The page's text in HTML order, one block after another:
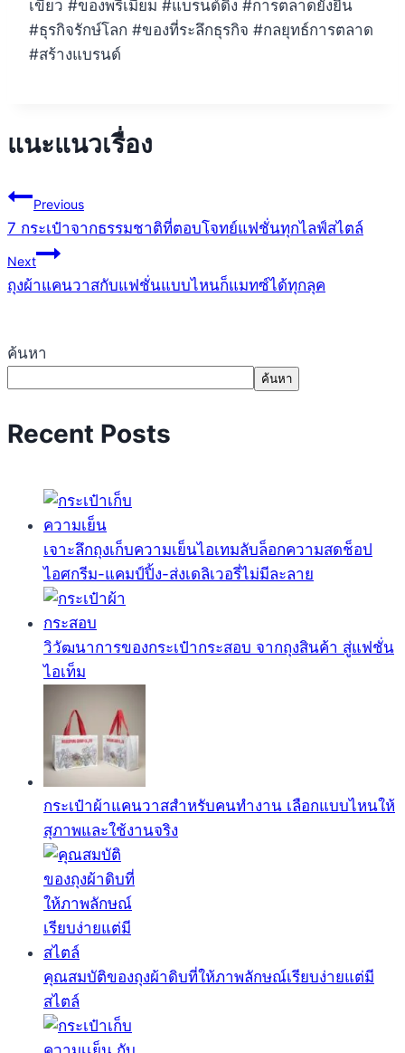
เขียว #ของพรีเมี่ยม #แบรนด์ดิ้ง #การตลาดยั่งยืน
#ธุรกิจรักษ์โลก #ของที่ระลึกธุรกิจ #กลยุทธ์การตลาด
#สร้างแบรนด์
แนะแนวเรื่อง
Previous
7 กระเป๋าจากธรรมชาติที่ตอบโจทย์แฟชั่นทุกไลฟ์สไตล์
Next
ถุงผ้าแคนวาสกับแฟชั่นแบบไหนก็แมทซ์ได้ทุกลุค
ค้นหา
ค้นหา
Recent Posts
เจาะลึกถุงเก็บความเย็นไอเทมลับล็อกความสดช็อป
ไอศกรีม-แคมป์ปิ้ง-ส่งเดลิเวอรี่ไม่มีละลาย
วิวัฒนาการของกระเป๋ากระสอบ จากถุงสินค้า สู่แฟชั่น
ไอเท็ม
กระเป๋าผ้าแคนวาสสำหรับคนทำงาน เลือกแบบไหนให้
สุภาพและใช้งานจริง
คุณสมบัติของถุงผ้าดิบที่ให้ภาพลักษณ์เรียบง่ายแต่มี
สไตล์